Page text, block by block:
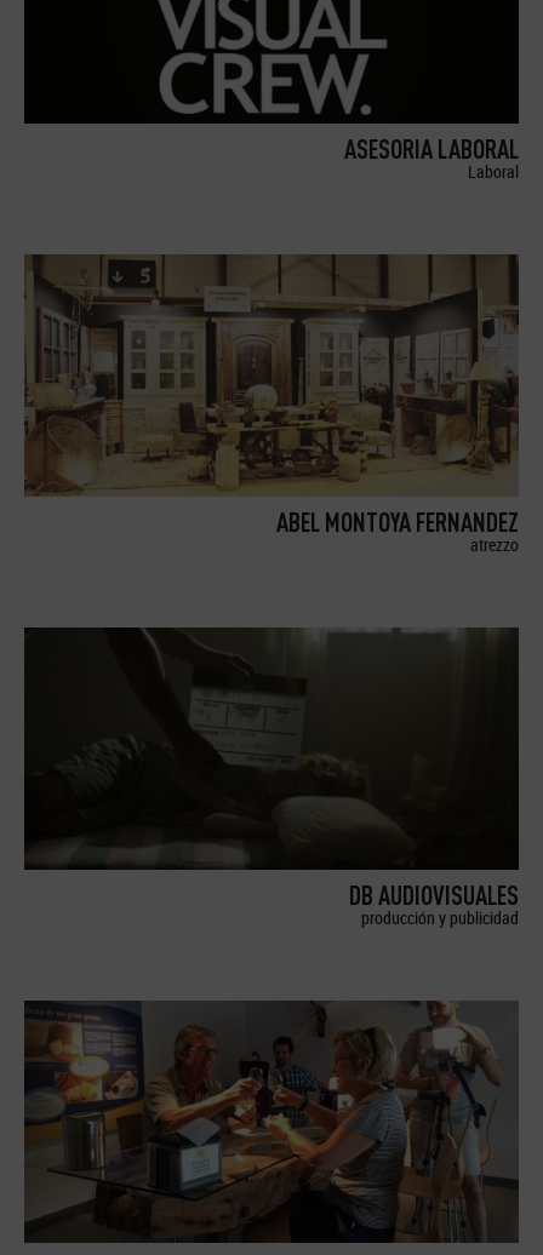
ASESORIA LABORAL
Laboral
ABEL MONTOYA FERNANDEZ
atrezzo
DB AUDIOVISUALES
producción y publicidad